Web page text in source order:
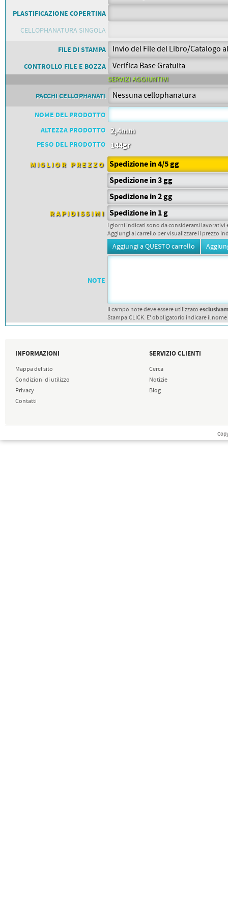
DORSALI TARGHE
GARA
PETTORALI CON NOME ATLETA
PLASTIFICAZIONE COPERTINA
CELLOPHANATURA SINGOLA
FILE DI STAMPA
CONTROLLO FILE E BOZZA
SERVIZI AGGIUNTIVI
PACCHI CELLOPHANATI
NOME DEL PRODOTTO
ALTEZZA PRODOTTO 2,4mm
PESO DEL PRODOTTO 144gr
MIGLIOR PREZZO Spedizione in 4/5 gg
Spedizione in 3 gg
Spedizione in 2 gg
RAPIDISSIMI Spedizione in 1 g
I giorni indicati sono da considerarsi
Aggiungi al carrello per visualizzare il prezzo
NOTE
Il campo note deve essere utilizzato
Stampa.CLICK. E' obbligatorio indicare il
INFORMAZIONI
Mappa del sito
Condizioni di utilizzo
Privacy
Contatti
SERVIZIO CLIENTI
Cerca
Notizie
Blog